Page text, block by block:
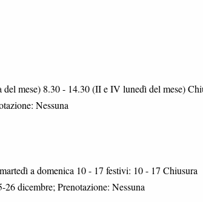
mese) 8.30 - 14.30 (II e IV lunedì del mese)
Nessuna
a domenica 10 - 17 festivi: 10 - 17 Chiusura
dicembre; Prenotazione: Nessuna